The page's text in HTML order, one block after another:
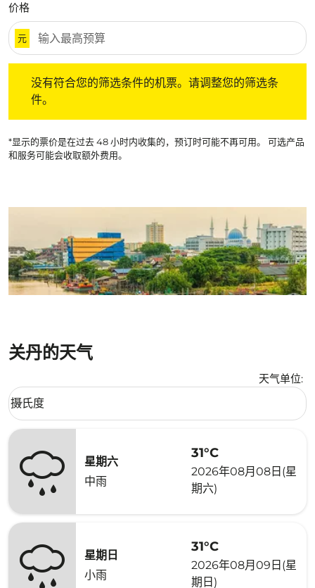
价格
元
没有符合您的筛选条件的机票。请调整您的筛选条
件。
*显示的票价是在过去 48 小时内收集的，预订时可能不再可用。 可选产品
和服务可能会收取额外费用。
关丹的天气
天气单位:
Weather unit option 摄氏度 Selected
摄氏度
keyboard_arrow_down
星期六
中雨
31°C
2026年08月08日(星
期六)
星期日
小雨
31°C
2026年08月09日(星
期日)